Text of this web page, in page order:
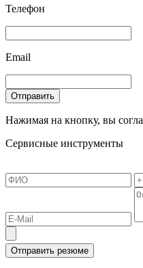
Телефон
Email
Отправить
Нажимая на кнопку, вы
Сервисные инструменты
Отправить резюме